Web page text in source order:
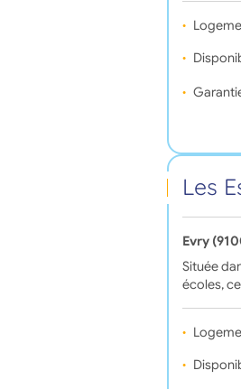
Les
Evry
Située
écoles,